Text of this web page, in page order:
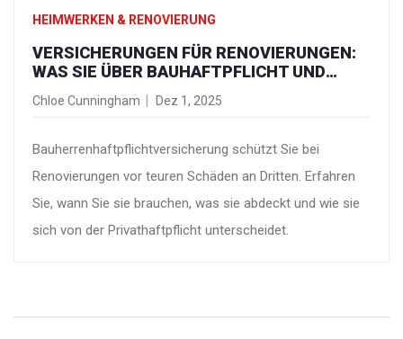
HEIMWERKEN & RENOVIERUNG
VERSICHERUNGEN FÜR RENOVIERUNGEN:
WAS SIE ÜBER BAUHAFTPFLICHT UND
ANDERE ABSICHERUNGEN WISSEN
MÜSSEN
Chloe Cunningham Dez 1, 2025
Bauherrenhaftpflichtversicherung schützt Sie bei
Renovierungen vor teuren Schäden an Dritten. Erfahren
Sie, wann Sie sie brauchen, was sie abdeckt und wie sie
sich von der Privathaftpflicht unterscheidet.